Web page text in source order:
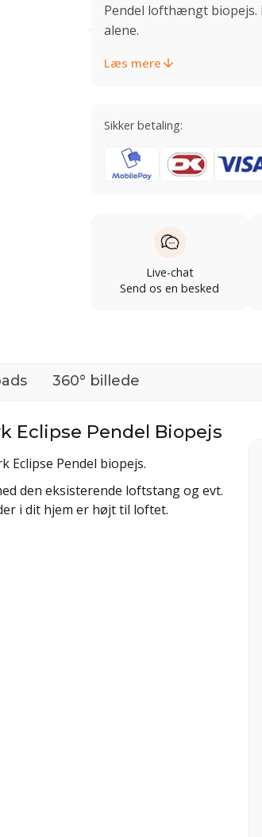
Pendel lofthængt biopejs.
alene.
Læs mere
Sikker betaling:
Live-chat
Send os en besked
360° billede
Eclipse Pendel Biopejs
Pendel biopejs.
den eksisterende loftstang og evt.
i dit hjem er højt til loftet.